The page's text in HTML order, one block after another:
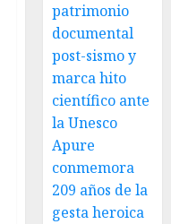
patrimonio
documental
post-sismo y
marca hito
científico ante
la Unesco
Apure
conmemora
209 años de la
gesta heroica